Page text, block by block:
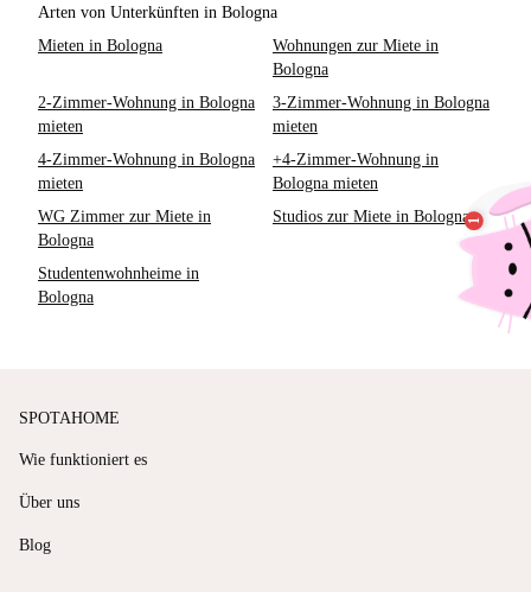
Arten von Unterkünften in Bologna
Mieten in Bologna
Wohnungen zur Miete in
Bologna
2-Zimmer-Wohnung in Bologna
mieten
3-Zimmer-Wohnung in Bologna
mieten
4-Zimmer-Wohnung in Bologna
mieten
+4-Zimmer-Wohnung in
Bologna mieten
WG Zimmer zur Miete in
Bologna
Studios zur Miete in Bologna
Studentenwohnheime in
Bologna
SPOTAHOME
Wie funktioniert es
Über uns
Blog